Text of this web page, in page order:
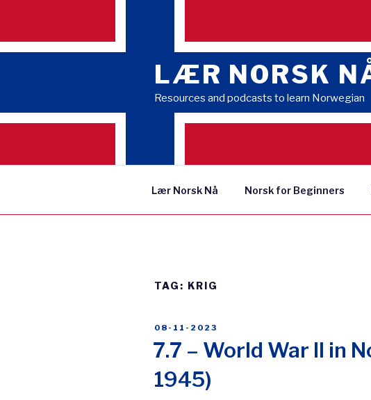
content
LÆR NORSK
Resources and podcasts to learn Norwegian
Lær Norsk Nå Norsk for Beginners
TAG: KRIG
POSTED
08-11-2023
7.7 – World War II in
1945)